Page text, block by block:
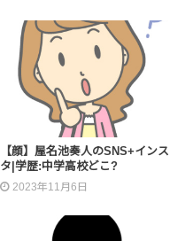
【顔】屋名池奏人のSNS+インス
タ|学歴:中学高校どこ?
2023年11月6日